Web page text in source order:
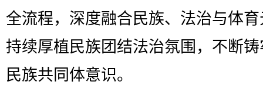
全流程，深度融合民族、法治与体
持续厚植民族团结法治氛围，不断
民族共同体意识。